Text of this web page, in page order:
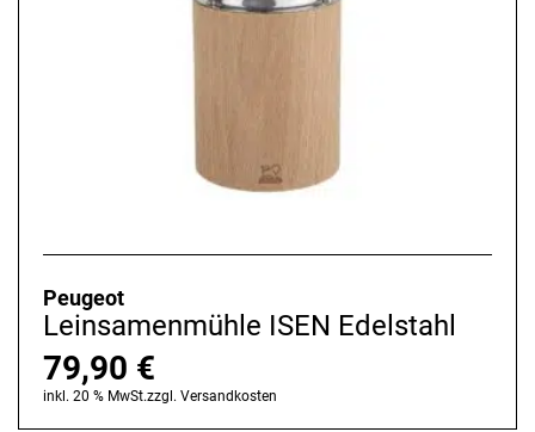
Peugeot
Leinsamenmühle ISEN Edelstahl
79,90 €
inkl. 20 % MwSt.zzgl. Versandkosten